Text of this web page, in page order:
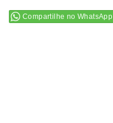
Compartilhe no WhatsApp